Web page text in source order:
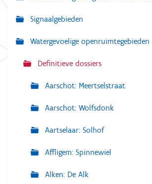
Signaalgebieden
Watergevoelige openruimtegebieden
Definitieve dossiers
Aarschot: Meertselstraat
Aarschot: Wolfsdonk
Aartselaar: Solhof
Affligem: Spinnewiel
Alken: De Alk